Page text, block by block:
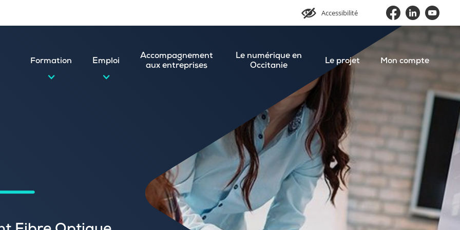
Accessibilité
Formation Emploi
et postuler en ligne
spontanée
Accompagnement
aux entreprises
Le numérique en
Occitanie
Le projet Mon compte